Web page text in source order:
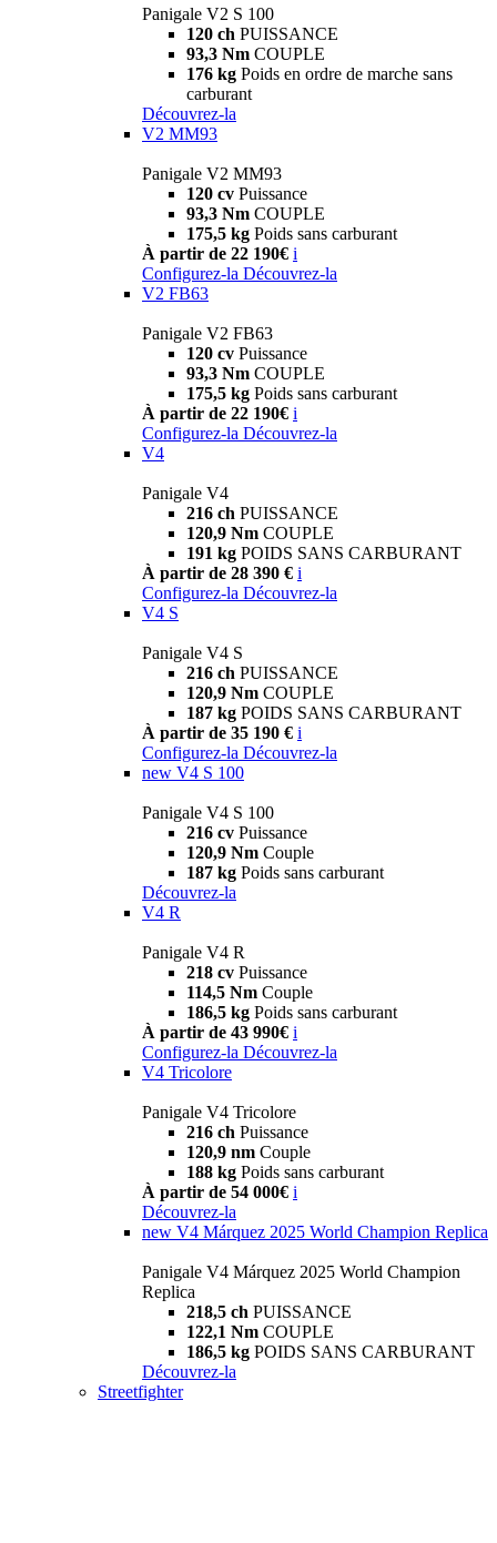
Panigale V2 S 100
120 ch PUISSANCE
93,3 Nm COUPLE
176 kg Poids en ordre de marche sans
carburant
Découvrez-la
V2 MM93
Panigale V2 MM93
120 cv Puissance
93,3 Nm COUPLE
175,5 kg Poids sans carburant
À partir de 22 190€ i
Configurez-la Découvrez-la
V2 FB63
Panigale V2 FB63
120 cv Puissance
93,3 Nm COUPLE
175,5 kg Poids sans carburant
À partir de 22 190€ i
Configurez-la Découvrez-la
V4
Panigale V4
216 ch PUISSANCE
120,9 Nm COUPLE
191 kg POIDS SANS CARBURANT
À partir de 28 390 € i
Configurez-la Découvrez-la
V4 S
Panigale V4 S
216 ch PUISSANCE
120,9 Nm COUPLE
187 kg POIDS SANS CARBURANT
À partir de 35 190 € i
Configurez-la Découvrez-la
new V4 S 100
Panigale V4 S 100
216 cv Puissance
120,9 Nm Couple
187 kg Poids sans carburant
Découvrez-la
V4 R
Panigale V4 R
218 cv Puissance
114,5 Nm Couple
186,5 kg Poids sans carburant
À partir de 43 990€ i
Configurez-la Découvrez-la
V4 Tricolore
Panigale V4 Tricolore
216 ch Puissance
120,9 nm Couple
188 kg Poids sans carburant
À partir de 54 000€ i
Découvrez-la
new V4 Márquez 2025 World Champion Replica
Panigale V4 Márquez 2025 World Champion
Replica
218,5 ch PUISSANCE
122,1 Nm COUPLE
186,5 kg POIDS SANS CARBURANT
Découvrez-la
Streetfighter